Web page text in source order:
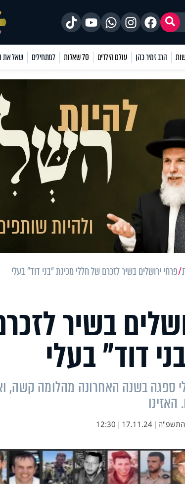
הרב זמיר כהן עולם הילדים 70 שאלות למתחילים שאל את
פרחי ירושלים בשיר לזכרם של חללי מכינת "בני דוד" בעלי
בשיר
דוד" בעלי
התשפ"ה |
17.11.24
|
12:30